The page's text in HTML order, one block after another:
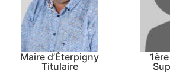
Maire d’Éterpigny
Titulaire